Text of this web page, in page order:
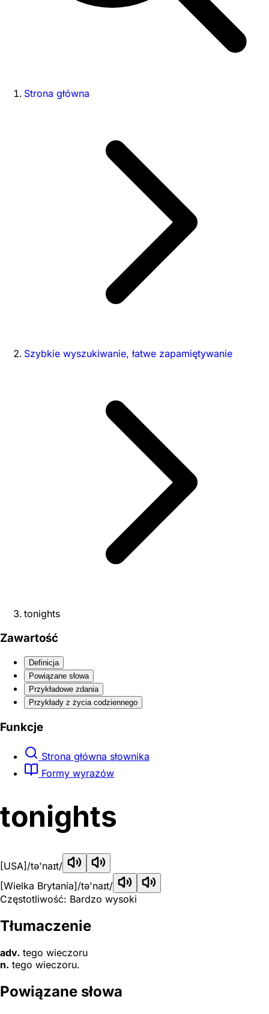
Strona główna
Szybkie wyszukiwanie, łatwe zapamiętywanie
tonights
Zawartość
Definicja
Powiązane słowa
Przykładowe zdania
Przykłady z życia codziennego
Funkcje
Strona główna słownika
Formy wyrazów
tonights
[USA] /tə'naɪt/
[Wielka Brytania]/tə'naɪt/
Częstotliwość: Bardzo wysoki
Tłumaczenie
adv. tego wieczoru
n. tego wieczoru.
Powiązane słowa